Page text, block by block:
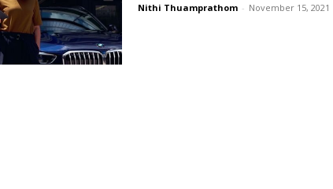
Nithi Thuamprathom - November 15, 2021